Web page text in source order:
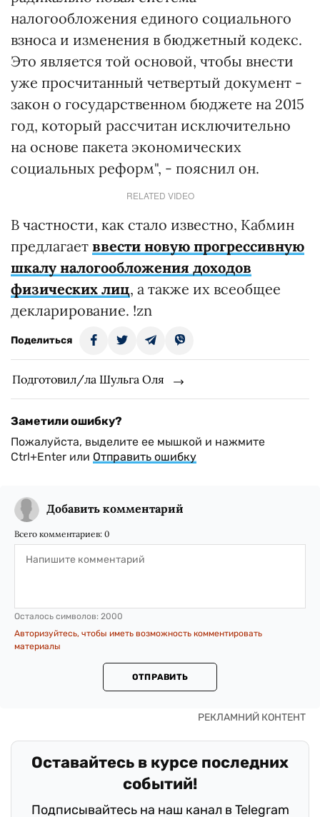
налогообложения единого социального
взноса и изменения в бюджетный кодекс.
Это является той основой, чтобы внести
уже просчитанный четвертый документ -
закон о государственном бюджете на 2015
год, который рассчитан исключительно
на основе пакета экономических
социальных реформ", - пояснил он.
RELATED VIDEO
В частности, как стало известно, Кабмин
предлагает ввести новую прогрессивную
шкалу налогообложения доходов
физических лиц, а также их всеобщее
декларирование. !zn
Поделиться
Подготовил/ла Шульга Оля
Заметили ошибку?
Пожалуйста, выделите ее мышкой и нажмите
Ctrl+Enter или Отправить ошибку
Добавить комментарий
Всего комментариев: 0
Осталось символов: 2000
Авторизуйтесь, чтобы иметь возможность комментировать
материалы
ОТПРАВИТЬ
Оставайтесь в курсе последних
событий!
Подписывайтесь на наш канал в Telegram